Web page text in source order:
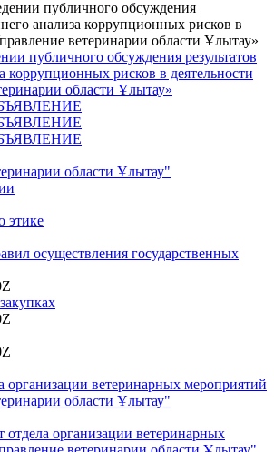
публичного обсуждения результатов
коррупционных рисков в деятельности
области Ұлытау»
области Ұлытау"
этике
осуществления государственных
организации ветеринарных мероприятий
области Ұлытау"
отдела организации ветеринарных